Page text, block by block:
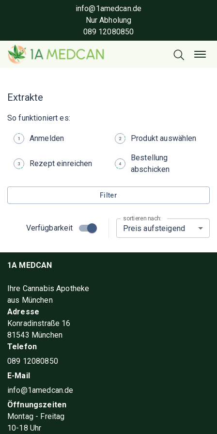
info@1amedcan.de
Nur Abholung
089 12080850
Extrakte
So funktioniert es:
Anmelden Produkt auswählen
Rezept einreichen
Bestellung
abschicken
Filter
Verfügbarkeit
sortieren nach:
Preis aufsteigend
1A MEDCAN
Ihre Cannabis Apotheke
aus München
Adresse
Konradinstraße 16
81543 München
Telefon
089 12080850
E-Mail
info@1amedcan.de
Öffnungszeiten
Montag - Freitag
10-18 Uhr